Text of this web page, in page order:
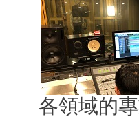
各領域的